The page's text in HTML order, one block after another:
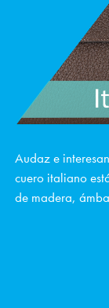
Audaz e
cuero italiano
de madera,